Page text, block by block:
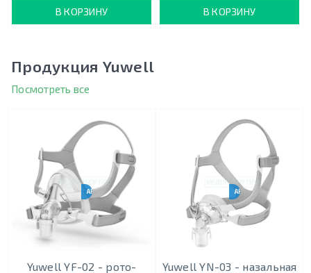
В КОРЗИНУ В КОРЗИНУ
Продукция Yuwell
Посмотреть все
АНАЛОГ RESMED F20
Yuwell YF-02 - рото-
АНАЛОГ RESMED N20
Yuwell YN-03 - назальная